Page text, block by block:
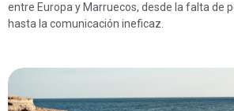
entre Europa y Marruecos, desde la falta de
hasta la comunicación ineficaz.